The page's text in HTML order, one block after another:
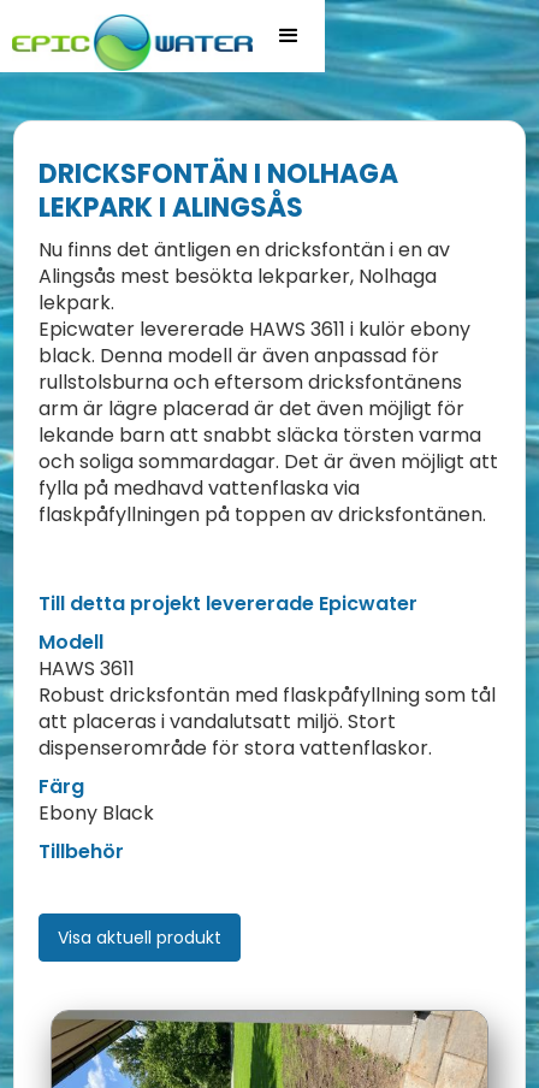
DRICKSFONTÄN I NOLHAGA
LEKPARK I ALINGSÅS
Nu finns det äntligen en dricksfontän i en av
Alingsås mest besökta lekparker, Nolhaga
lekpark.
Epicwater levererade HAWS 3611 i kulör ebony
black. Denna modell är även anpassad för
rullstolsburna och eftersom dricksfontänens
arm är lägre placerad är det även möjligt för
lekande barn att snabbt släcka törsten varma
och soliga sommardagar. Det är även möjligt att
fylla på medhavd vattenflaska via
flaskpåfyllningen på toppen av dricksfontänen.
Till detta projekt levererade Epicwater
Modell
HAWS 3611
Robust dricksfontän med flaskpåfyllning som tål
att placeras i vandalutsatt miljö. Stort
dispenserområde för stora vattenflaskor.
Färg
Ebony Black
Tillbehör
Visa aktuell produkt